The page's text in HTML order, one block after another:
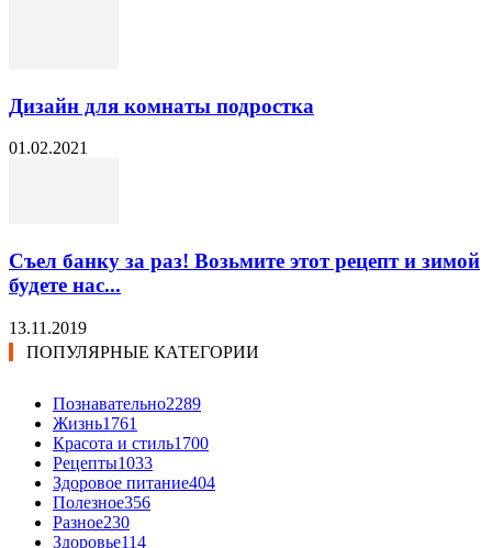
Дизайн для комнаты подростка
01.02.2021
Съел банку за раз! Возьмите этот рецепт и зимой
будете нас...
13.11.2019
ПОПУЛЯРНЫЕ КАТЕГОРИИ
Познавательно2289
Жизнь1761
Красота и стиль1700
Рецепты1033
Здоровое питание404
Полезное356
Разное230
Здоровье114